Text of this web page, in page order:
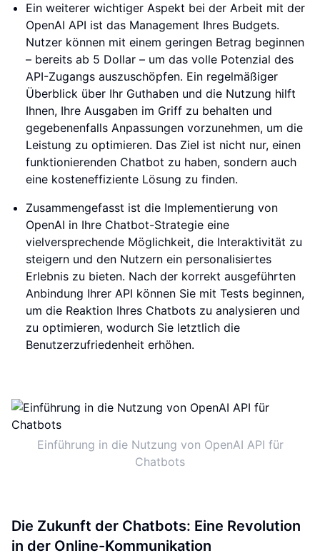
Ein weiterer wichtiger Aspekt bei der Arbeit mit der
OpenAI API ist das Management Ihres Budgets.
Nutzer können mit einem geringen Betrag beginnen
– bereits ab 5 Dollar – um das volle Potenzial des
API-Zugangs auszuschöpfen. Ein regelmäßiger
Überblick über Ihr Guthaben und die Nutzung hilft
Ihnen, Ihre Ausgaben im Griff zu behalten und
gegebenenfalls Anpassungen vorzunehmen, um die
Leistung zu optimieren. Das Ziel ist nicht nur, einen
funktionierenden Chatbot zu haben, sondern auch
eine kosteneffiziente Lösung zu finden.
Zusammengefasst ist die Implementierung von
OpenAI in Ihre Chatbot-Strategie eine
vielversprechende Möglichkeit, die Interaktivität zu
steigern und den Nutzern ein personalisiertes
Erlebnis zu bieten. Nach der korrekt ausgeführten
Anbindung Ihrer API können Sie mit Tests beginnen,
um die Reaktion Ihres Chatbots zu analysieren und
zu optimieren, wodurch Sie letztlich die
Benutzerzufriedenheit erhöhen.
Einführung in die Nutzung von OpenAI API für
Chatbots
Die Zukunft der Chatbots: Eine Revolution
in der Online-Kommunikation